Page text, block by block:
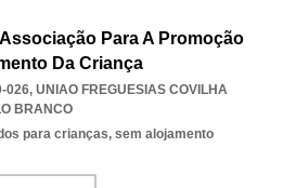
Para A Promoção
Da Criança
026, UNIAO FREGUESIAS COVILHA
BRANCO
para crianças, sem alojamento